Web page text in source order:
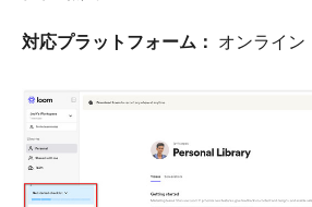
対応プラットフォーム： オンライン